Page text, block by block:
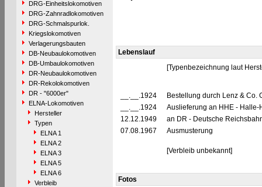
DRG-Einheitslokomotiven
DRG-Zahnradlokomotiven
DRG-Schmalspurlok.
Kriegslokomotiven
Verlagerungsbauten
DB-Neubaulokomotiven
DB-Umbaulokomotiven
DR-Neubaulokomotiven
DR-Rekolokomotiven
DR - "6000er"
ELNA-Lokomotiven
Hersteller
Typen
ELNA 1
ELNA 2
ELNA 3
ELNA 5
ELNA 6
Verbleib
Lebenslauf
[Typenbezeichnung laut
__.__.1924
Bestellung durch Lenz & Co.
__.__.1924
Auslieferung an HHE -
12.12.1949
an DR - Deutsche
07.08.1967
Ausmusterung
[Verbleib unbekannt]
Fotos